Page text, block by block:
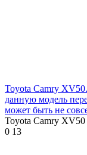
Toyota Camry
данную модель
может быть не
Toyota Camry XV50
0 13